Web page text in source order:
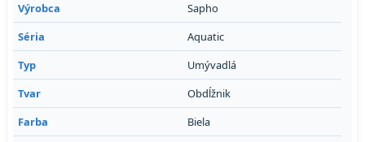
Výrobca
Sapho
Séria
Aquatic
Typ
Umývadlá
Tvar
Obdĺžnik
Farba
Biela